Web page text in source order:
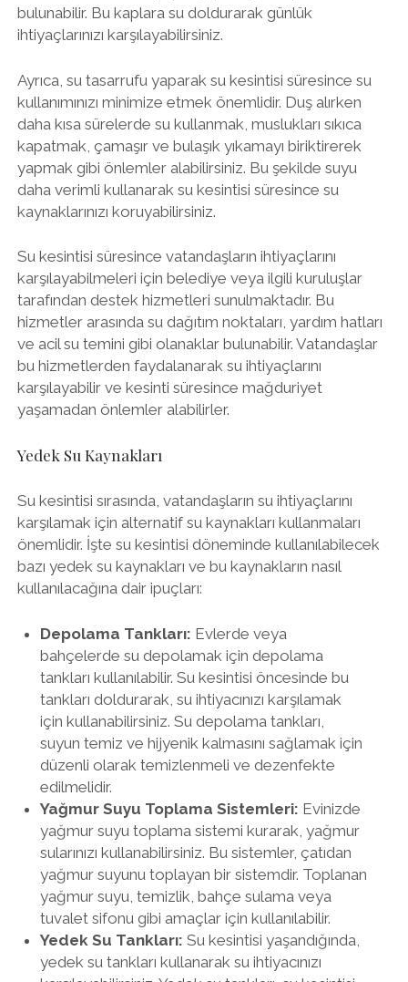
bulunabilir. Bu kaplara su doldurarak günlük
ihtiyaçlarınızı karşılayabilirsiniz.
Ayrıca, su tasarrufu yaparak su kesintisi süresince su
kullanımınızı minimize etmek önemlidir. Duş alırken
daha kısa sürelerde su kullanmak, muslukları sıkıca
kapatmak, çamaşır ve bulaşık yıkamayı biriktirerek
yapmak gibi önlemler alabilirsiniz. Bu şekilde suyu
daha verimli kullanarak su kesintisi süresince su
kaynaklarınızı koruyabilirsiniz.
Su kesintisi süresince vatandaşların ihtiyaçlarını
karşılayabilmeleri için belediye veya ilgili kuruluşlar
tarafından destek hizmetleri sunulmaktadır. Bu
hizmetler arasında su dağıtım noktaları, yardım hatları
ve acil su temini gibi olanaklar bulunabilir. Vatandaşlar
bu hizmetlerden faydalanarak su ihtiyaçlarını
karşılayabilir ve kesinti süresince mağduriyet
yaşamadan önlemler alabilirler.
Yedek Su Kaynakları
Su kesintisi sırasında, vatandaşların su ihtiyaçlarını
karşılamak için alternatif su kaynakları kullanmaları
önemlidir. İşte su kesintisi döneminde kullanılabilecek
bazı yedek su kaynakları ve bu kaynakların nasıl
kullanılacağına dair ipuçları:
Depolama Tankları: Evlerde veya
bahçelerde su depolamak için depolama
tankları kullanılabilir. Su kesintisi öncesinde bu
tankları doldurarak, su ihtiyacınızı karşılamak
için kullanabilirsiniz. Su depolama tankları,
suyun temiz ve hijyenik kalmasını sağlamak için
düzenli olarak temizlenmeli ve dezenfekte
edilmelidir.
Yağmur Suyu Toplama Sistemleri: Evinizde
yağmur suyu toplama sistemi kurarak, yağmur
sularınızı kullanabilirsiniz. Bu sistemler, çatıdan
yağmur suyunu toplayan bir sistemdir. Toplanan
yağmur suyu, temizlik, bahçe sulama veya
tuvalet sifonu gibi amaçlar için kullanılabilir.
Yedek Su Tankları: Su kesintisi yaşandığında,
yedek su tankları kullanarak su ihtiyacınızı